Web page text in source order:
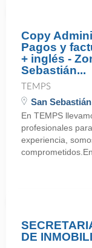
Copy
Pagos y
+ inglés -
Sebastián...
TEMPS
San
En TEMPS
profesionales
experiencia,
DE